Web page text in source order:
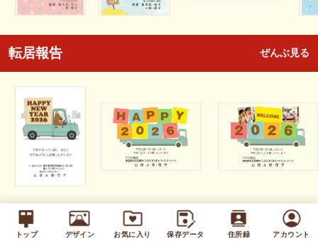
トップ デザイン お気に入り 保存データ 住所録 アカウント
転居報告 ぜんぶ見る
全面写真 ぜんぶ見る